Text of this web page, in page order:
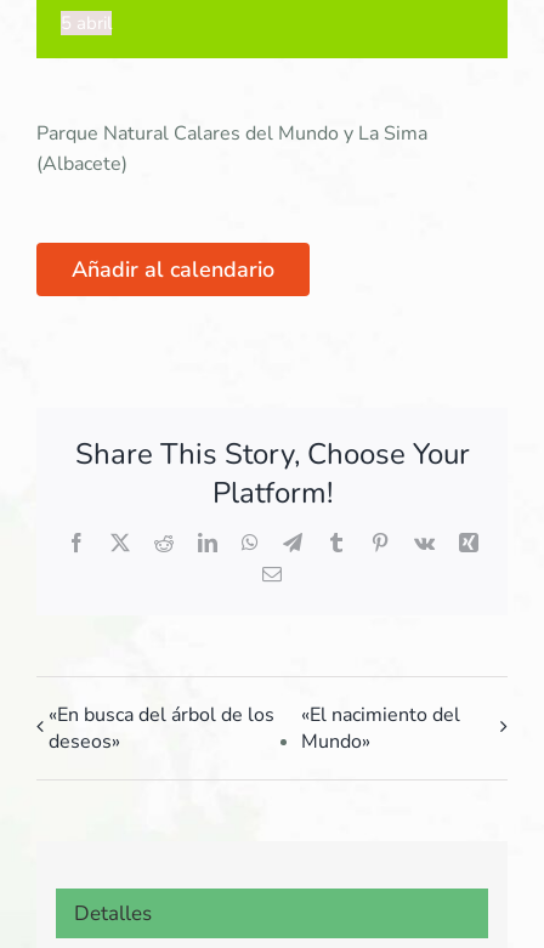
5 abril
Parque Natural Calares del Mundo y La Sima
(Albacete)
Añadir al calendario
Share This Story, Choose Your
Platform!
Facebook
X RedditLinkedInWhatsApp
TelegramTumblrPinterest
Vk
Xing
Correo
«En busca del árbol de los
deseos»
«El nacimiento del
Mundo»
Detalles